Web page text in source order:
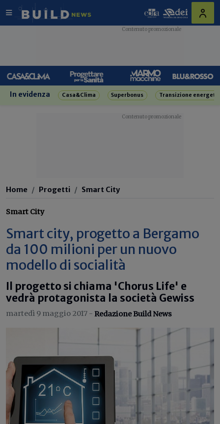
In evidenza Casa&Clima Superbonus Transizione
Home Progetti Smart City
Smart City
Smart city, progetto a Bergamo
da 100 milioni per un nuovo
modello di socialità
Il progetto si chiama 'Chorus Life' e
vedrà protagonista la società Gewiss
martedì 9 maggio 2017 - Redazione Build News